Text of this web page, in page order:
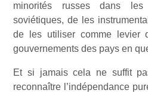
minorités russes dans
soviétiques, de les
de les utiliser comme levier
gouvernements des pays en
Et si jamais cela ne suffit
reconnaître l’indépendance